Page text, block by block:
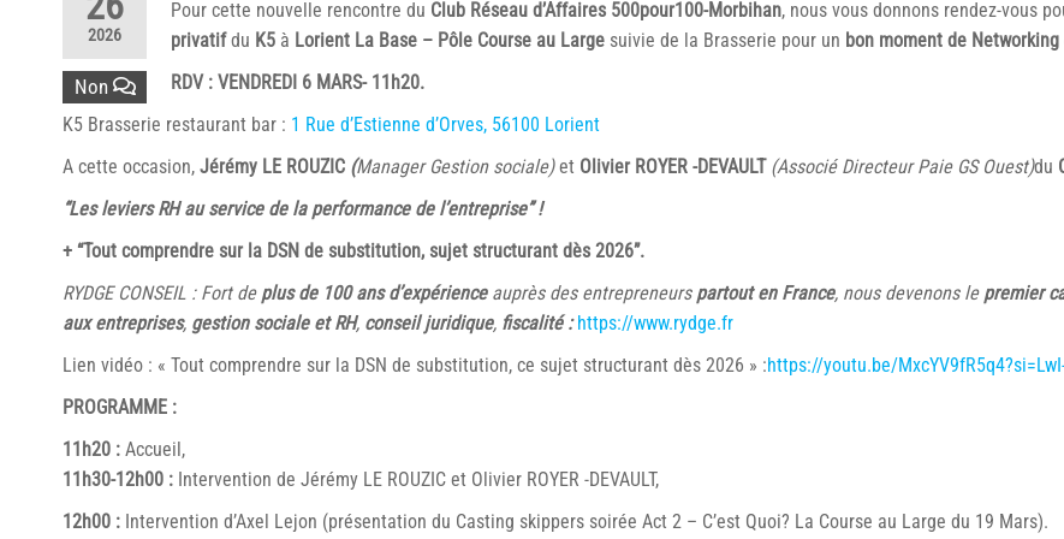
2026
Non
Pour cette nouvelle rencontre du Club Réseau d’Affaires 500pour100-Morbihan, nous vous donnons rendez-vous
privatifdu K5 à Lorient La Base – Pôle Course au Large suivie de la Brasserie pour un bon moment de Networking
RDV : VENDREDI 6 MARS- 11h20.
K5 Brasserie restaurant bar : 1 Rue d’Estienne d’Orves, 56100 Lorient
A cette occasion, Jérémy LE ROUZIC (Manager Gestion sociale)et Olivier ROYER -DEVAULT (Associé Directeur Paie GS Ouest)du
“Les leviers RH au service de la performance de l’entreprise” !
+ “Tout comprendre sur la DSN de substitution, sujet structurant dès 2026”.
RYDGE CONSEIL : Fort deplus de 100 ans d’expérienceauprès des entrepreneurs partout en France, nous devenons le premier
aux entreprises, gestion sociale et RH, conseil juridique, fiscalité :https://www.rydge.fr
Lien vidéo : « Tout comprendre sur la DSN de substitution, ce sujet structurant dès 2026 » :https://youtu.be/
PROGRAMME :
11h20 : Accueil,
11h30-12h00 : Intervention de Jérémy LE ROUZIC et Olivier ROYER -DEVAULT,
12h00 : Intervention d’Axel Lejon (présentation du Casting skippers soirée Act 2 – C’est Quoi? La Course au Large du 19 Mars).